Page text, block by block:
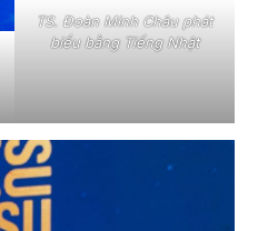
TS. Đoàn Minh Châu phát
biểu bằng Tiếng Nhật